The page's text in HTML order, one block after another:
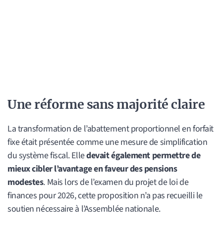
Une réforme sans majorité claire
La transformation de l’abattement proportionnel en forfait
fixe était présentée comme une mesure de simplification
du système fiscal. Elledevait également permettre de
mieux cibler l’avantage en faveur des pensions
modestes. Mais lors de l’examen du projet de loi de
finances pour 2026, cette proposition n’a pas recueilli le
soutien nécessaire à l’Assemblée nationale.